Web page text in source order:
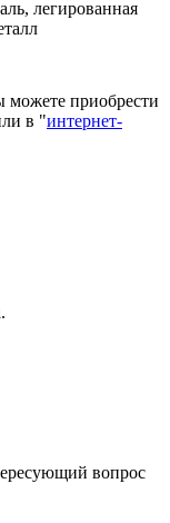
легированная
можете приобрести
в "интернет-
вопрос